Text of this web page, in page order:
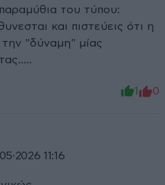
του τύπου:
και πιστεύεις ότι η
"δύναμη" μίας
1 0
11:16